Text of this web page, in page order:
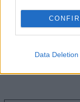
Data Deletion
Greek Μafia:
που